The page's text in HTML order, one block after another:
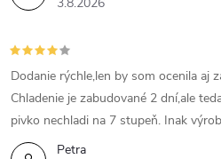
Petra
Dodanie rýchle,len by som ocenila aj
Chladenie je zabudované 2 dní,ale
pivko nechladi na 7 stupeň. Inak